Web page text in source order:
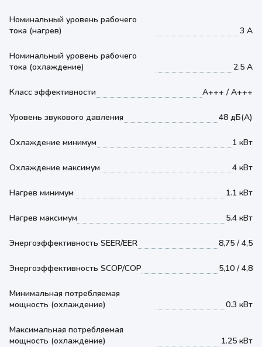
Номинальный уровень рабочего
тока (нагрев)
3 А
Номинальный уровень рабочего
тока (охлаждение)
2.5 А
Класс эффективности A+++ / А+++
Уровень звукового давления 48 дБ(А)
Охлаждение минимум 1 кВт
Охлаждение максимум 4 кВт
Нагрев минимум 1.1 кВт
Нагрев максимум 5.4 кВт
Энергоэффективность SEER/EER 8,75 / 4,5
Энергоэффективность SCOP/COP 5,10 / 4,8
Минимальная потребляемая
мощность (охлаждение)
0.3 кВт
Максимальная потребляемая
мощность (охлаждение)
1.25 кВт